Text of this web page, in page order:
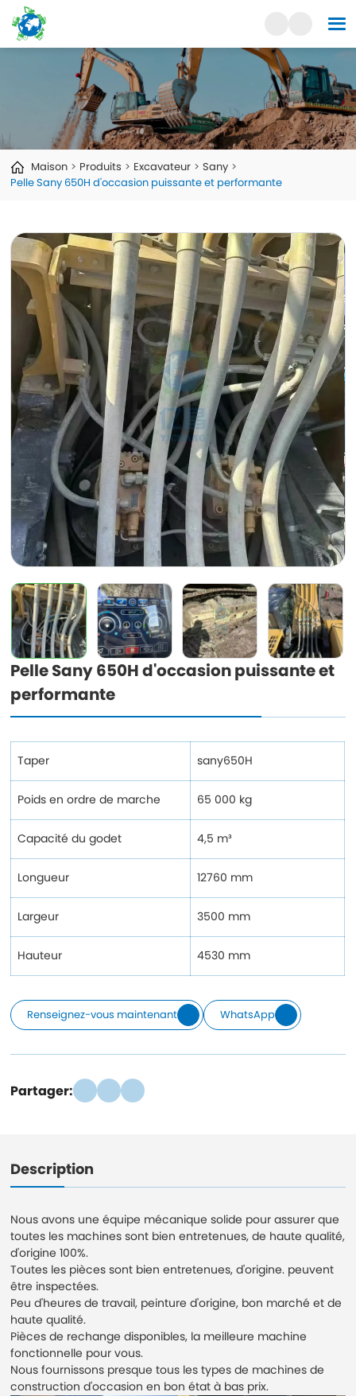
Maison Produits Excavateur
Sany
Pelle Sany 650H d'occasion puissante et performante
Pelle Sany 650H d'occasion puissante et
performante
Taper sany650H
Poids en ordre de marche 65 000 kg
Capacité du godet 4,5 m³
Longueur 12760 mm
Largeur 3500 mm
Hauteur 4530 mm
Renseignez-vous maintenant WhatsApp
Partager:
Description
Nous avons une équipe mécanique solide pour assurer que
toutes les machines sont bien entretenues, de haute qualité,
d'origine 100%.
Toutes les pièces sont bien entretenues, d'origine. peuvent
être inspectées.
Peu d'heures de travail, peinture d'origine, bon marché et de
haute qualité.
Pièces de rechange disponibles, la meilleure machine
fonctionnelle pour vous.
Nous fournissons presque tous les types de machines de
construction d'occasion en bon état à bas prix.